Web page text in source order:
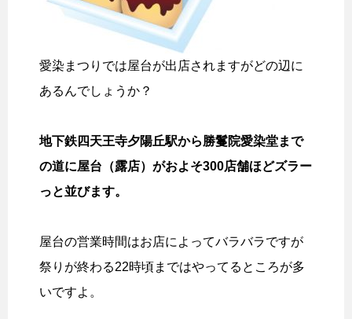
愛染まつりでは屋台が出店されますがどの辺に
あるんでしょうか？
地下鉄四天王寺夕陽丘駅から勝鬘院愛染堂まで
の道に屋台（露店）がおよそ300店舗ほどズラー
っと並びます。
屋台の営業時間はお店によってバラバラですが
祭りが終わる22時頃まではやってるところが多
いですよ。